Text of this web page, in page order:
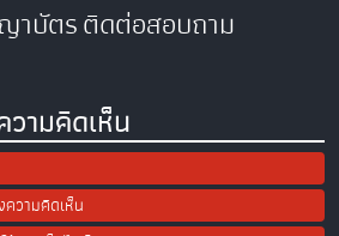
าบัตรติดต่อสอบถาม
ามคิดเห็น
ความคิดเห็น